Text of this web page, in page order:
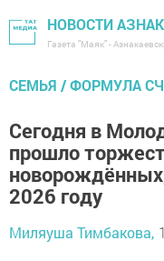
НОВОСТИ
Газета "Маяк" -
СЕМЬЯ / ФОРМУЛА
Сегодня в
прошло
2026 году
Миляуша Тимбакова,